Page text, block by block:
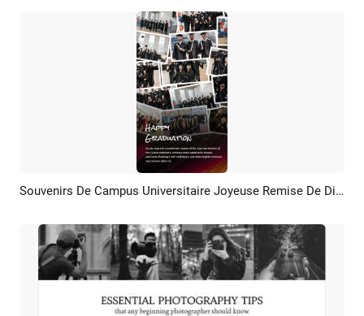
Aperçu Créer IA Souvenirs De Campus Universitaire Joyeuse Remise De Diplômes Collage Photo TikTok Instagram Vidéo